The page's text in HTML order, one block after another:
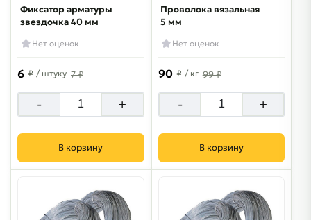
Фиксатор арматуры
звездочка 40 мм
Нет оценок
6 ₽ / штуку 7 ₽
- +
В корзину
Проволока вязальная
5 мм
Нет оценок
90 ₽ / кг 99 ₽
- +
В корзину